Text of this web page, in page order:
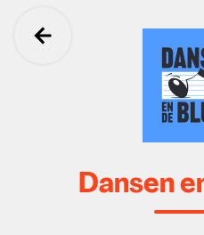
Ga terug
Dansen